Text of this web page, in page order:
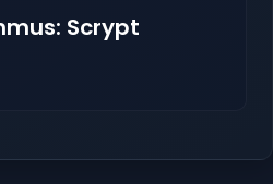
Scrypt